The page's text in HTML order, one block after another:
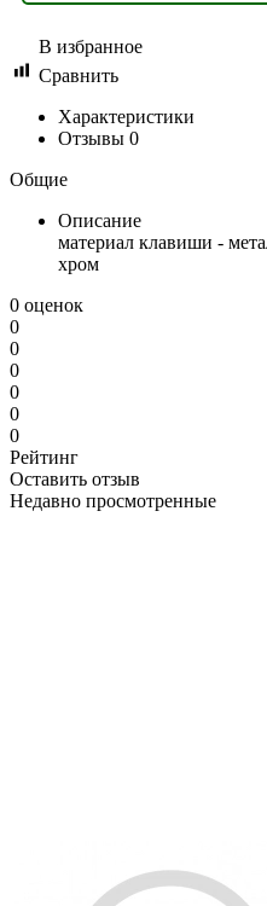
В избранное
Сравнить
Характеристики
Отзывы 0
Общие
Описание
материал клавиши -
хром
0 оценок
0
0
0
0
0
0
Рейтинг
Оставить отзыв
Недавно просмотренные